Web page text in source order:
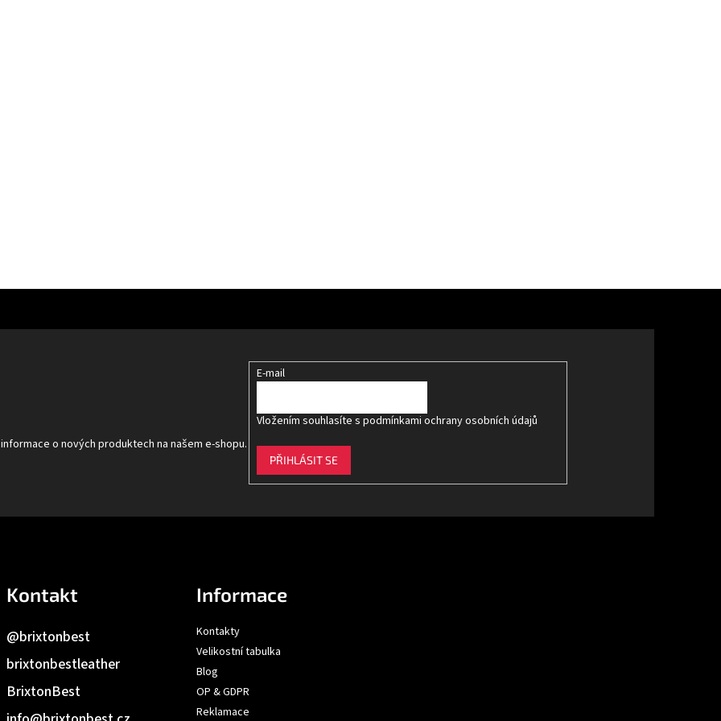
Kontakt
BrixtonBest
brixtonbestleather
@brixtonbest
Informace
Kontakty
Velikostní tabulka
Blog
OP & GDPR
Reklamace
o nových produktech na našem e-shopu.
E-mail
Vložením souhlasíte spodmínkami ochrany osobních údajů
PŘIHLÁSIT SE